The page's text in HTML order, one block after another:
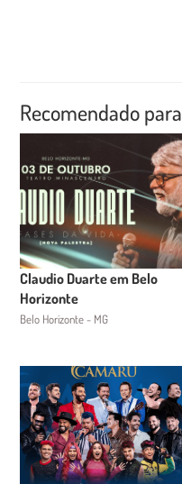
Recomendado
Claudio Duarte em Belo
Horizonte
Belo Horizonte - MG